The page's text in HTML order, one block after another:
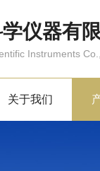
仪器有
Instruments
关于我们